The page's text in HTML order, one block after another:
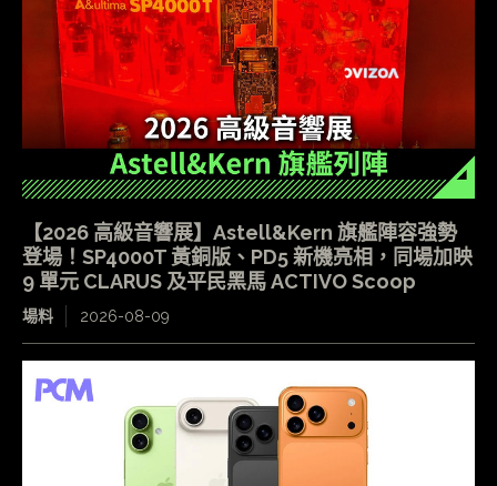
【2026 高級音響展】Astell&Kern 旗艦陣容強勢
登場！SP4000T 黃銅版、PD5 新機亮相，同場加映
9 單元 CLARUS 及平民黑馬 ACTIVO Scoop
場料 2026-08-09